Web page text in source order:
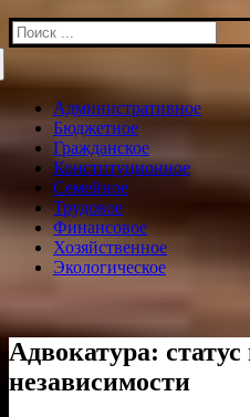
Искать:
Административное
Бюджетное
Гражданское
Конституционное
Семейное
Трудовое
Финансовое
Хозяйственное
Экологическое
Адвокатура:
независимости